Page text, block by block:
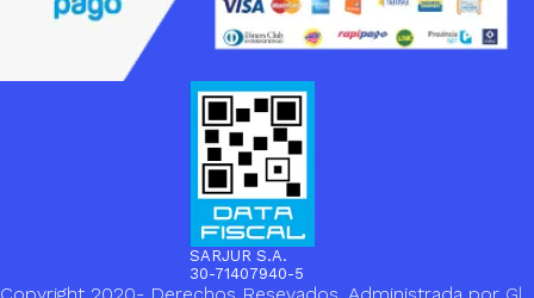
SARJUR S.A.
30-71407940-5